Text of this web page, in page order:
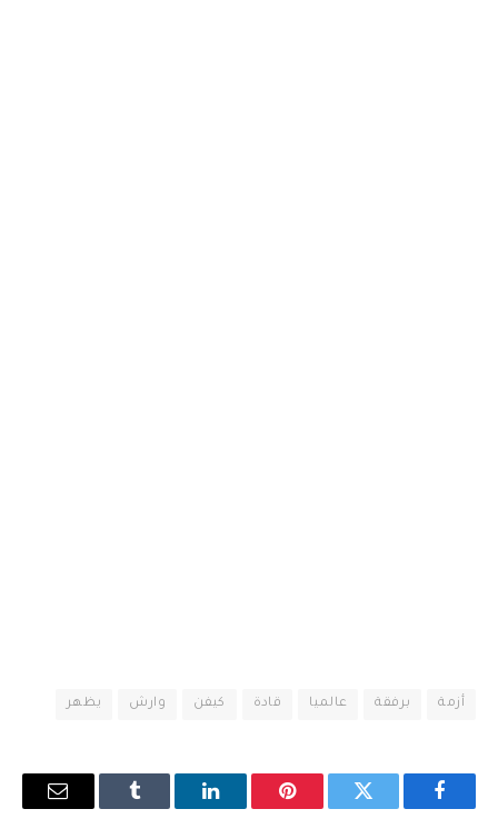
أزمة برفقة عالميا قادة كيفن وارش يظهر
فيسبوك تويتر بينتيريستلينكدإن Tumblr
البريد